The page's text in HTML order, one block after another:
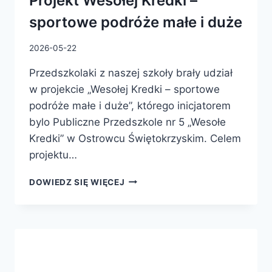
sportowe podróże małe i duże
2026-05-22
Przedszkolaki z naszej szkoły brały udział
w projekcie „Wesołej Kredki – sportowe
podróże małe i duże”, którego inicjatorem
bylo Publiczne Przedszkole nr 5 „Wesołe
Kredki” w Ostrowcu Świętokrzyskim. Celem
projektu…
DOWIEDZ SIĘ WIĘCEJ